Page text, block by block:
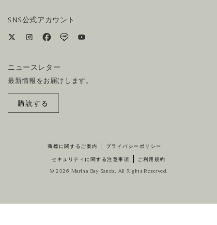
SNS公式アカウント
ニュースレター
最新情報をお届けします。
購読する
商標に関するご案内 プライバシーポリシー
セキュリティに関する注意事項 ご利用規約
© 2026 Marina Bay Sands. All Rights Reserved.